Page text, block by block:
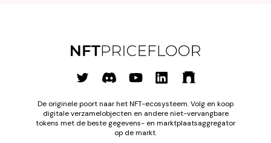
De originele poort naar het NFT-ecosysteem. Volg en koop
digitale verzamelobjecten en andere niet-vervangbare
tokens met de beste gegevens- en marktplaatsaggregator
op de markt.